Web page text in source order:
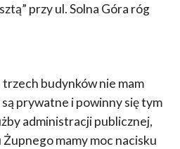
przy ul. Solna Góra róg
budynków nie mam
prywatne i powinny się tym
administracji publicznej,
mamy moc nacisku